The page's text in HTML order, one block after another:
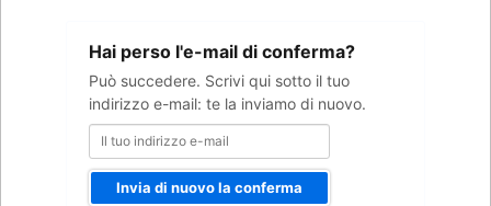
Hai perso l'e-mail di conferma?
Può succedere. Scrivi qui sotto il tuo
indirizzo e-mail: te la inviamo di nuovo.
indirizzo
Invia di nuovo la conferma